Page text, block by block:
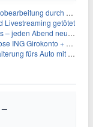
gesteuerte Bildauswahl um 65%
Livestreaming getötet
neue Deals zum Stöbern
+ gratis Visa + 3,75% Zinsen
20 N52-Magneten für 7,96€